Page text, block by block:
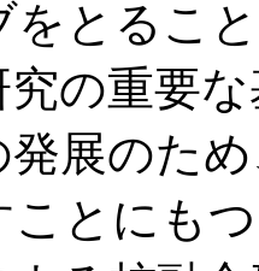
をとるこ
究の重要
展のた
ことにも